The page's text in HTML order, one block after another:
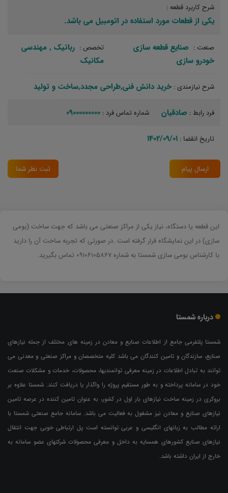
شرح کاربرد قطعه :
یکی از قطعات مورد استفاده در اتومبیل می باشد.
صنعت : صنایع قطعه سازی
خودرو سازی
تخصص : رباتیک‏ , مهندسی
مکانیک‏ ‏
شرح نیازمندی : خرید دانش فنی,طراحی مجدد,ساخت و تولید‏
فرد رابط : صادقیان شماره تماس فرد : 09000000000
تاریخ انقضا : 1402/09/01
ارسال پیام ثبت نظر شما
این قطعه یا دستگاه، نیاز یکی از مراکز صنعتی می باشد که جهت ساخت (بومی
سازی) در این نمایشگاه قرار گرفته است .در صورتی که تجربه ساخت آن را دارید
با کارشناس بومی سازی شمستا به شماره 09106105867 تماس بگیرید.
درباره شمستا
شمستا پلتفرمی جامع از اطلاعات صنایع و معادن در زمینه های مختلف از جمله نیازهای
صنایع، سازندگان و تامین کنندگان می باشد کلیه متخصصان و مراکز صنعتی و معدنی می
توانند به تبادل اطلاعات در زمینه معرفی توانمندیها، محصولات، خدمات و مشکلات صنعت
خود در سامانه پرداخته و به طور مستقیم پروژه را واگذار یا دریافت کنند. شمستا علاوه بر
بروکری در زمینه ساخت نیازهای بار اول در کشور، به عنوان تامین کننده در عرصه تامین
نیازهای صنایع و معادن نیز مشغول به فعالیت می باشد. سامانه جامع صنعتی شمستا با
ارائه مطالب به زبانهای انگلیسی و عربی توانسته است پل ارتباطی خوبی جهت انتقال
نیازهای صنایع کشورهای همسایه به داخل و معرفی محصولات شرکتهای عضو سامانه به
خارج از ایران داشته باشد.